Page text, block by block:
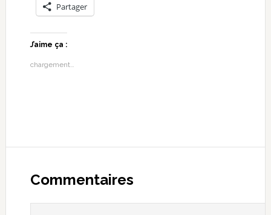
Partager
J’aime ça :
chargement…
Commentaires